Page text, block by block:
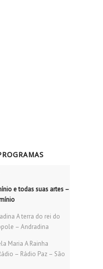
e todas suas artes –
A terra do rei do
– Andradina
Maria A Rainha
– Rádio Paz – São